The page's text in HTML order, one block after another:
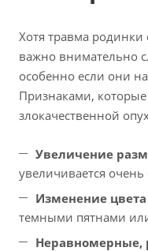
Хотя травма родинки
важно внимательно
особенно если они
Признаками, которые
злокачественной
Увеличение
увеличивается очень
Изменение цвета
темными пятнами
Неравномерные,